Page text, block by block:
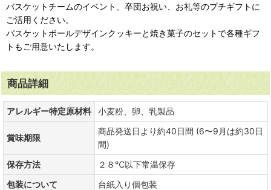
バスケットチームのイベント、卒団お祝い、お礼等のプチギフトに
ご活用ください。
バスケットボールデザインクッキーと焼き菓子のセットで各種ギフ
トもご用意いたします。
商品詳細
アレルギー特定原材料 小麦粉、卵、乳製品
賞味期限
商品発送日より約40日間 (6〜9月は約30日
間)
保存方法
２８℃以下常温保存
包装について
台紙入り個包装